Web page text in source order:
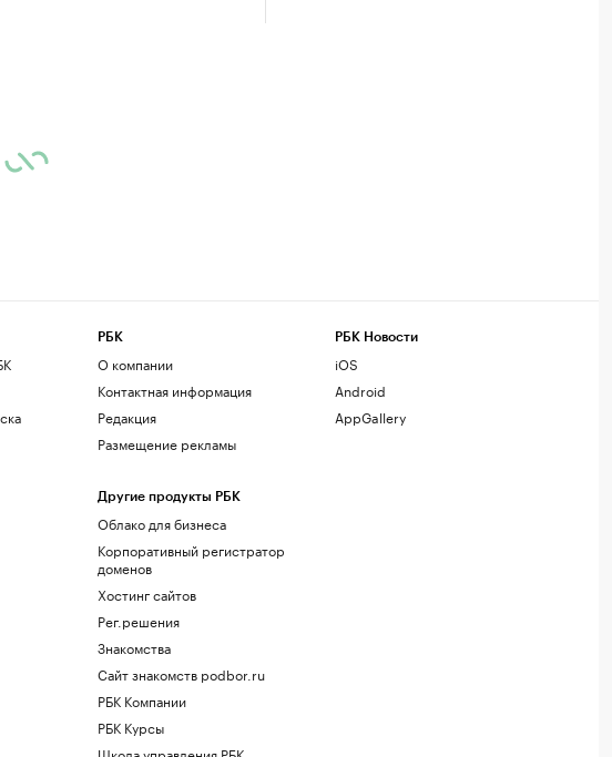
РБК
О компании
Контактная информация
Редакция
Размещение рекламы
Другие продукты РБК
Облако для бизнеса
Корпоративный регистратор
доменов
Хостинг сайтов
Рег.решения
Знакомства
Сайт знакомств podbor.ru
РБК Компании
РБК Курсы
РБК Новости
iOS
Android
AppGallery